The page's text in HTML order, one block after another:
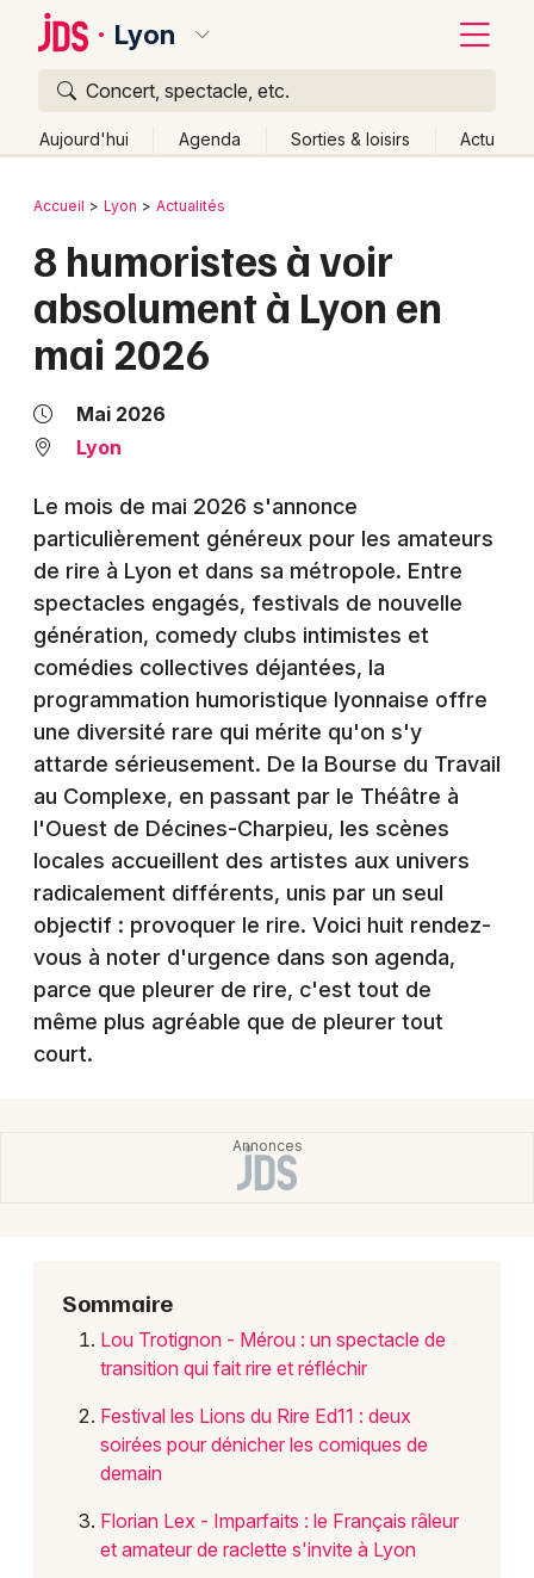
Lyon
Concert, spectacle, etc.
Aujourd'hui Agenda Sorties & loisirs Actu
Publier un événement
Grands événements
Activité & Expérience
Foires & salons
Spectacles
Concerts
Sports
Soirées
Sorties famille
Expos
Sorties & loisirs
Actualités dans le Rhône
Actualités en Rhône-Alpes
Artistes en tournée
Actus à Lyon
Magazine à Lyon
Bordeaux
Colmar
Lille
Marseille
Mulhouse
Montpellier
Nantes
Nice
Paris
Strasbourg
Toulouse
Toutes les villes
Retour
Accueil Lyon Actualités
8 humoristes à voir
absolument à Lyon en
mai 2026
Mai 2026
Lyon
Le mois de mai 2026 s'annonce
particulièrement généreux pour les amateurs
de rire à Lyon et dans sa métropole. Entre
spectacles engagés, festivals de nouvelle
génération, comedy clubs intimistes et
comédies collectives déjantées, la
programmation humoristique lyonnaise offre
une diversité rare qui mérite qu'on s'y
attarde sérieusement. De la Bourse du Travail
au Complexe, en passant par le Théâtre à
l'Ouest de Décines-Charpieu, les scènes
locales accueillent des artistes aux univers
radicalement différents, unis par un seul
objectif : provoquer le rire. Voici huit rendez-
vous à noter d'urgence dans son agenda,
parce que pleurer de rire, c'est tout de
même plus agréable que de pleurer tout
court.
Sommaire
Lou Trotignon - Mérou : un spectacle de
transition qui fait rire et réfléchir
Festival les Lions du Rire Ed11 : deux
soirées pour dénicher les comiques de
demain
Florian Lex - Imparfaits : le Français râleur
et amateur de raclette s'invite à Lyon
Quoi ?
Où ?
Près de moi
Changer de lieu
Quand ?
Effacer les dates
Aujourd'hui
Demain